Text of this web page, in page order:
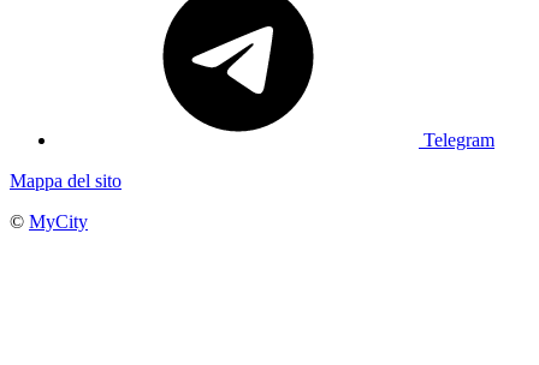
Telegram
Mappa del sito
© MyCity